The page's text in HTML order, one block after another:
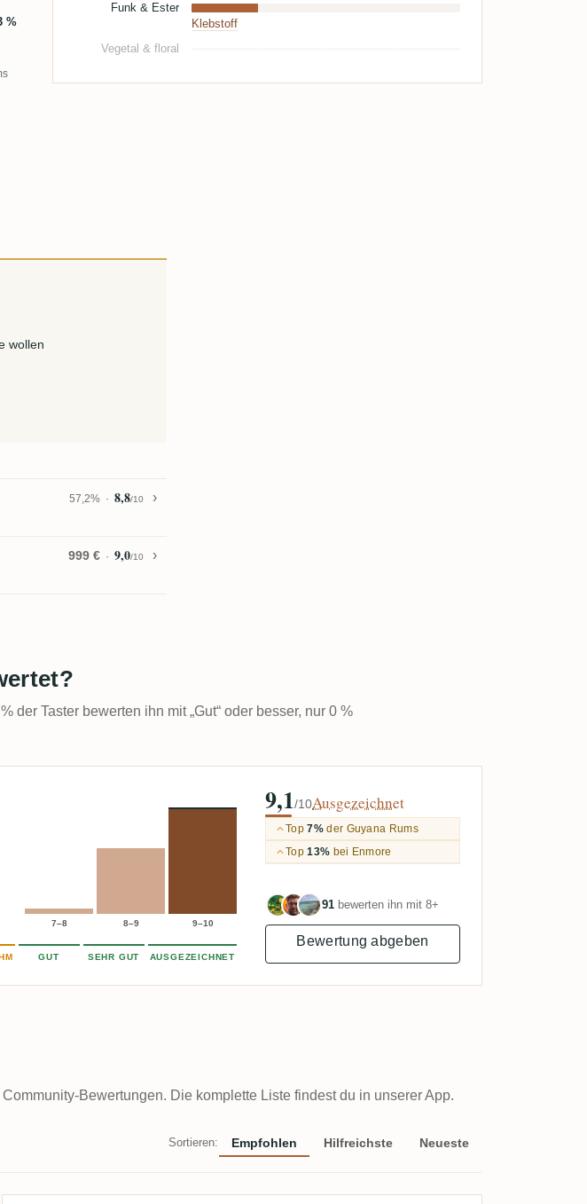
%
Funk & Ester
Klebstoff
Vegetal & floral
wollen
57,2% 8,8/10
999 € 9,0/10
der Taster bewerten ihn mit „Gut“ oder besser, nur 0 %
7–8 8–9 9–10
GUT SEHR GUT AUSGEZEICHNET
9,1/10Ausgezeichnet
Top7%der Guyana Rums
Top13% bei Enmore
91 bewerten ihn mit 8+
Bewertung abgeben
Bewertungen. Die komplette Liste findest du in unserer App.
Sortieren: Empfohlen Hilfreichste Neueste